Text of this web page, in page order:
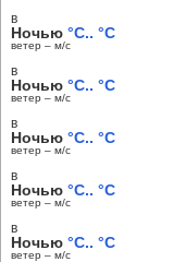
в
Ночью °C.. °C
ветер – м/c
в
Ночью °C.. °C
ветер – м/c
в
Ночью °C.. °C
ветер – м/c
в
Ночью °C.. °C
ветер – м/c
в
Ночью °C.. °C
ветер – м/c